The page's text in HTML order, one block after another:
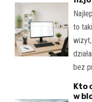
to
bez
Kto
w